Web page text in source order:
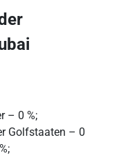
– 0 %;
Golfstaaten – 0